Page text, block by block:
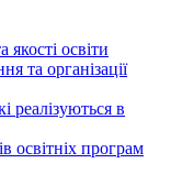
якості освіти
та організації
реалізуються в
освітніх програм